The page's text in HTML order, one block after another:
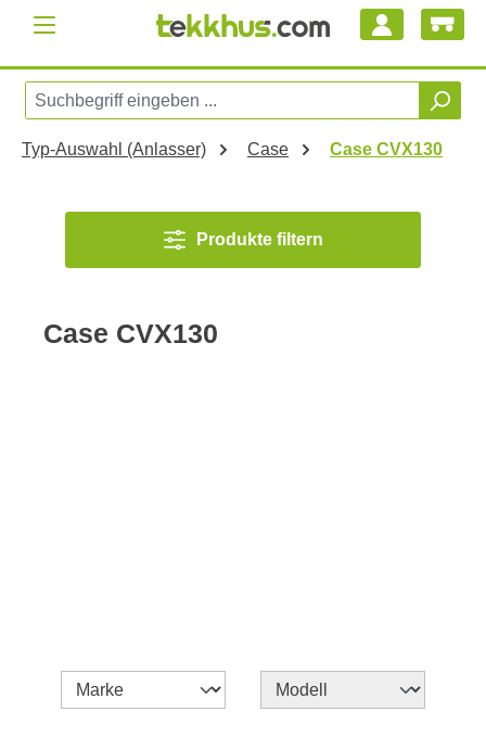
Zum Hauptinhalt springen
Typ-Auswahl (Anlasser) Case Case CVX130
Produkte filtern
Case CVX130